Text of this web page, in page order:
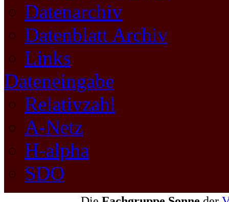
Datenarchiv
Datenblatt Archiv
Links
Dateneingabe
Relativzahl
A-Netz
H-alpha
SDO